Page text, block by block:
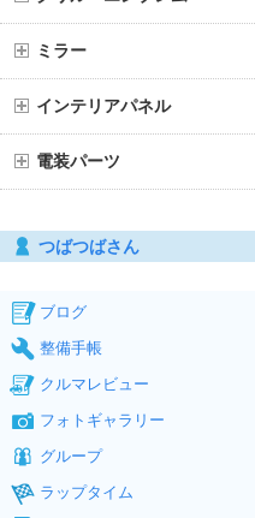
ミラー
インテリアパネル
電装パーツ
つばつばさん
ブログ
整備手帳
クルマレビュー
フォトギャラリー
グループ
ラップタイム